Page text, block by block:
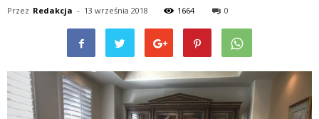
Przez Redakcja - 13 września 2018 1664 0